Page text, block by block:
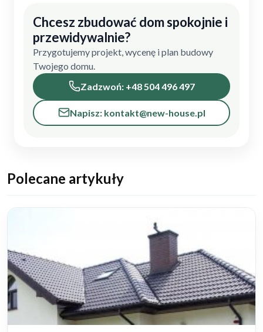
Chcesz zbudować dom spokojnie i
przewidywalnie?
Przygotujemy projekt, wycenę i plan budowy
Twojego domu.
Zadzwoń: +48 504 496 497
Napisz: kontakt@new-house.pl
Polecane artykuły